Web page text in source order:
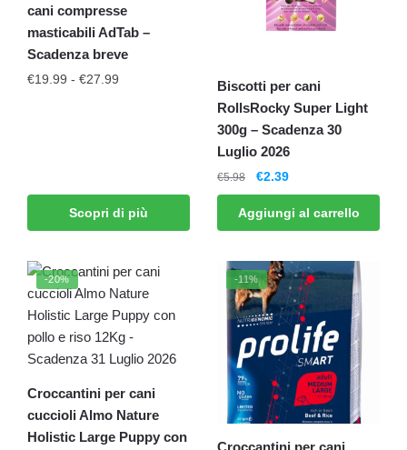
cani compresse
masticabili AdTab –
Scadenza breve
€19.99 - €27.99
Scopri di più
Biscotti per cani
RollsRocky Super Light
300g – Scadenza 30
Luglio 2026
€5.98 €2.39
Aggiungi al carrello
-20%
Croccantini per cani
cuccioli Almo Nature
Holistic Large Puppy con
-11%